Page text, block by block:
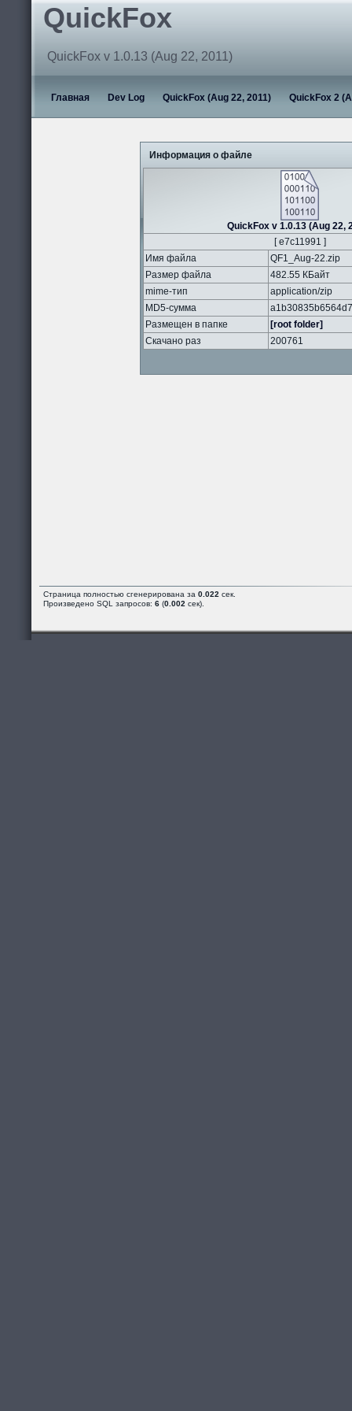
QuickFox
QuickFox v 1.0.13 (Aug 22, 2011)
Главная Dev Log QuickFox (Aug 22, 2011) QuickFox 2
Информация о файле
QuickFox v 1.0.13 (Aug 22,
[ e7c11991 ]
Имя файла
QF1_Aug-22.zip
Размер файла
482.55 КБайт
mime-тип
application/zip
MD5-сумма
Размещен в папке
[root folder]
Скачано раз
200761
Страница полностью сгенерирована за 0.022 сек.
Произведено SQL запросов: 6 (0.002 сек).